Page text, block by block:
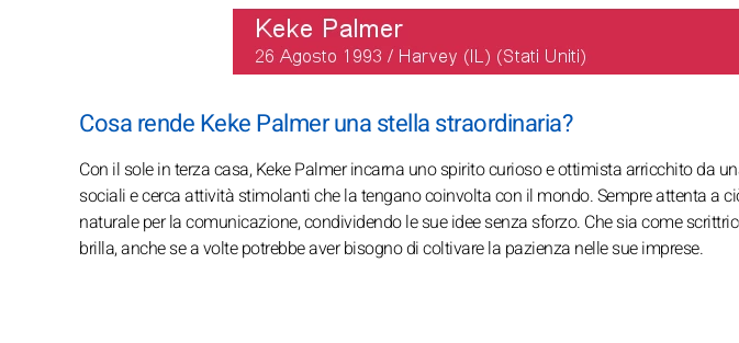
Cosa rende Keke Palmer una stella straordinaria?
Con il sole in terza casa, Keke Palmer incarna uno spirito curioso e ottimista arricchito da
sociali e cerca attività stimolanti che la tengano coinvolta con il mondo. Sempre attenta a
naturale per la comunicazione, condividendo le sue idee senza sforzo. Che sia come
brilla, anche se a volte potrebbe aver bisogno di coltivare la pazienza nelle sue imprese.